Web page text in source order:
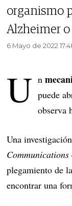
organismo
Alzheimer
6 Mayo de 2022
U n
puede
observa
Una
Communications
plegamiento de
encontrar una